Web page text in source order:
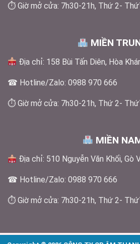
⏱ Giờ mở cửa: 7h30-21h, Thứ 2-
MIỀN
Địa chỉ: 158 Bùi Tấn Diên, Hòa
☎ Hotline/Zalo: 0988 970 666
⏱ Giờ mở cửa: 7h30-21h, Thứ 2-
MIỀN
Địa chỉ: 510 Nguyễn Văn Khối, Gò
☎ Hotline/Zalo: 0988 970 666
⏱ Giờ mở cửa: 7h30-21h, Thứ 2-